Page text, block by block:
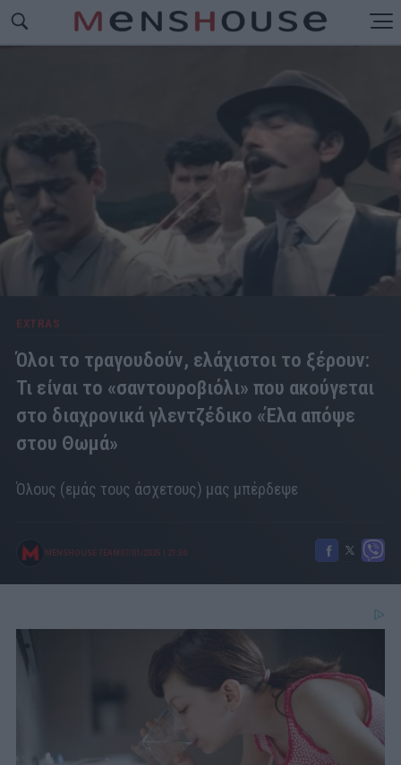
EXTRAS
Όλοι το τραγουδούν, ελάχιστοι το ξέρουν:
Τι είναι το «σαντουροβιόλι» που ακούγεται
στο διαχρονικά γλεντζέδικο «Έλα απόψε
στου Θωμά»
Όλους (εμάς τους άσχετους) μας μπέρδεψε
MENSHOUSE TEAM 07/01/2025 21:30